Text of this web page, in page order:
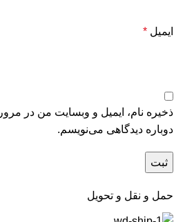
ایمیل *
ذخیره نام، ایمیل و وبسایت من در
دوباره دیدگاهی می‌نویسم.
حمل و نقل و تحویل